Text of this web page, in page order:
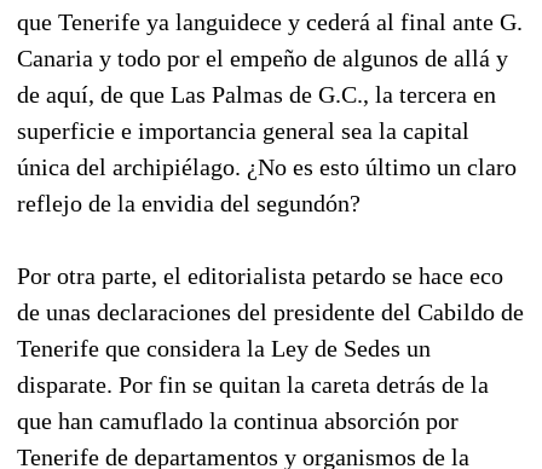
que Tenerife ya languidece y cederá al final ante G.
Canaria y todo por el empeño de algunos de allá y
de aquí, de que Las Palmas de G.C., la tercera en
superficie e importancia general sea la capital
única del archipiélago. ¿No es esto último un claro
reflejo de la envidia del segundón?
Por otra parte, el editorialista petardo se hace eco
de unas declaraciones del presidente del Cabildo de
Tenerife que considera la Ley de Sedes un
disparate. Por fin se quitan la careta detrás de la
que han camuflado la continua absorción por
Tenerife de departamentos y organismos de la